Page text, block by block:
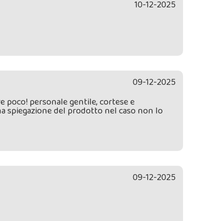
10-12-2025
09-12-2025
poco! personale gentile, cortese e
spiegazione del prodotto nel caso non lo
09-12-2025